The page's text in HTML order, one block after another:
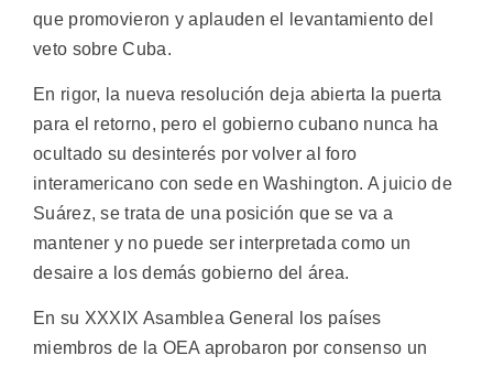
que promovieron y aplauden el levantamiento del
veto sobre Cuba.
En rigor, la nueva resolución deja abierta la puerta
para el retorno, pero el gobierno cubano nunca ha
ocultado su desinterés por volver al foro
interamericano con sede en Washington. A juicio de
Suárez, se trata de una posición que se va a
mantener y no puede ser interpretada como un
desaire a los demás gobierno del área.
En su XXXIX Asamblea General los países
miembros de la OEA aprobaron por consenso un